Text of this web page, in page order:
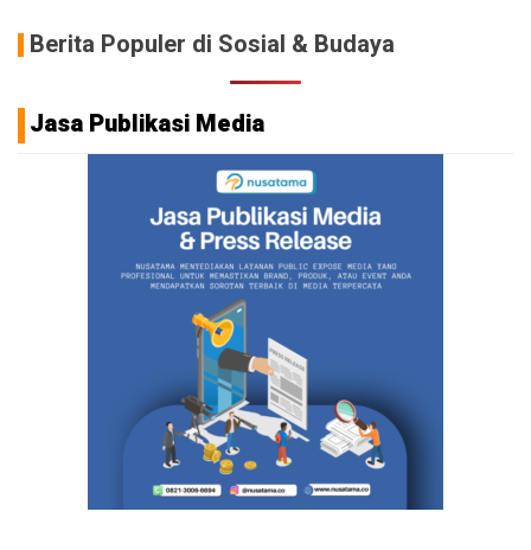
Berita Populer di Sosial & Budaya
Jasa Publikasi Media